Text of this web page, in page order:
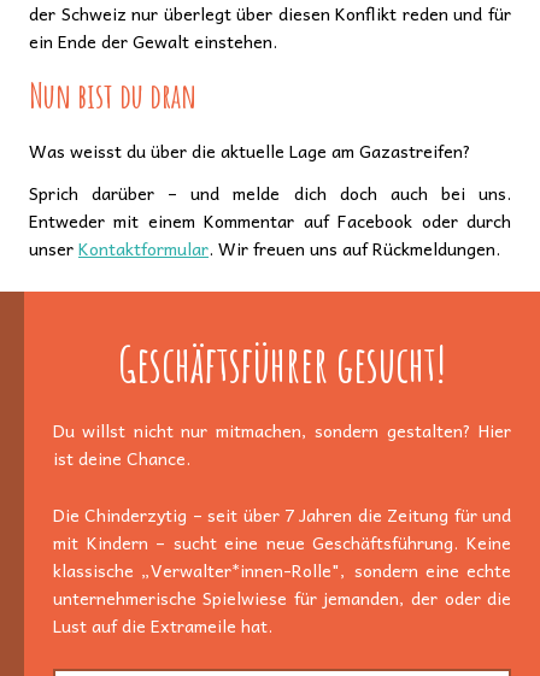
der Schweiz nur überlegt über diesen Konflikt reden und für
ein Ende der Gewalt einstehen.
Nun bist du dran
Was weisst du über die aktuelle Lage am Gazastreifen?
Sprich darüber – und melde dich doch auch bei uns.
Entweder mit einem Kommentar auf Facebook oder durch
unserKontaktformular. Wir freuen uns auf Rückmeldungen.
Geschäftsführer gesucht!
Du willst nicht nur mitmachen, sondern gestalten? Hier
ist deine Chance.
Die Chinderzytig – seit über 7 Jahren die Zeitung für und
mit Kindern – sucht eine neue Geschäftsführung. Keine
klassische „Verwalter*innen-Rolle", sondern eine echte
unternehmerische Spielwiese für jemanden, der oder die
Lust auf die Extrameile hat.